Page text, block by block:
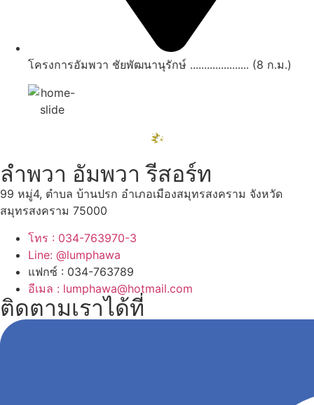
โครงการอัมพวา ชัยพัฒนานุรักษ์ ..................... (8 ก.ม.)
ลำพวา อัมพวา รีสอร์ท
99 หมู่4, ตำบล บ้านปรก อำเภอเมืองสมุทรสงคราม จังหวัด
สมุทรสงคราม 75000
โทร : 034-763970-3
Line: @lumphawa
แฟกซ์ : 034-763789
อีเมล : lumphawa@hotmail.com
ติดตามเราได้ที่